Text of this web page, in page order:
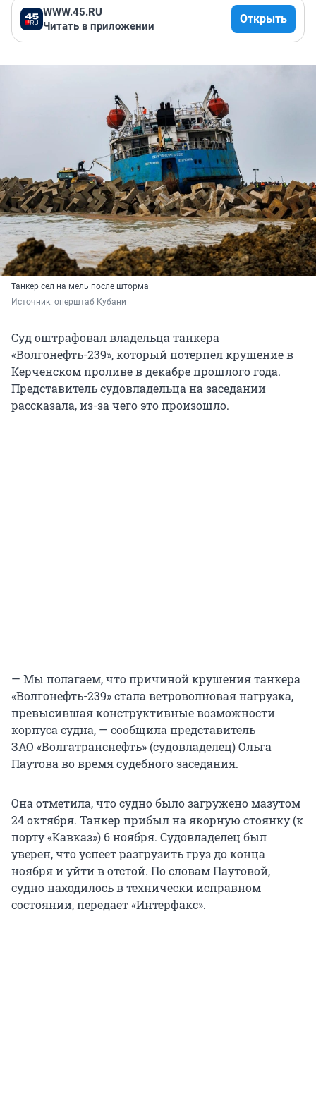
WWW.45.RU
Читать в приложении
Открыть
Танкер сел на мель после шторма
Источник: оперштаб Кубани
Суд оштрафовал владельца танкера
«Волгонефть-239», который потерпел крушение в
Керченском проливе в декабре прошлого года.
Представитель судовладельца на заседании
рассказала, из-за чего это произошло.
— Мы полагаем, что причиной крушения танкера
«Волгонефть-239» стала ветроволновая нагрузка,
превысившая конструктивные возможности
корпуса судна, — сообщила представитель
ЗАО «Волгатранснефть» (судовладелец) Ольга
Паутова во время судебного заседания.
Она отметила, что судно было загружено мазутом
24 октября. Танкер прибыл на якорную стоянку (к
порту «Кавказ») 6 ноября. Судовладелец был
уверен, что успеет разгрузить груз до конца
ноября и уйти в отстой. По словам Паутовой,
судно находилось в технически исправном
состоянии, передает «Интерфакс».